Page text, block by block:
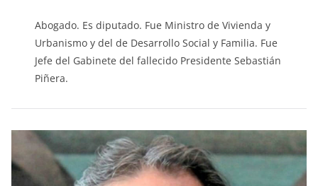
Abogado. Es diputado. Fue Ministro de Vivienda y
Urbanismo y del de Desarrollo Social y Familia. Fue
Jefe del Gabinete del fallecido Presidente Sebastián
Piñera.